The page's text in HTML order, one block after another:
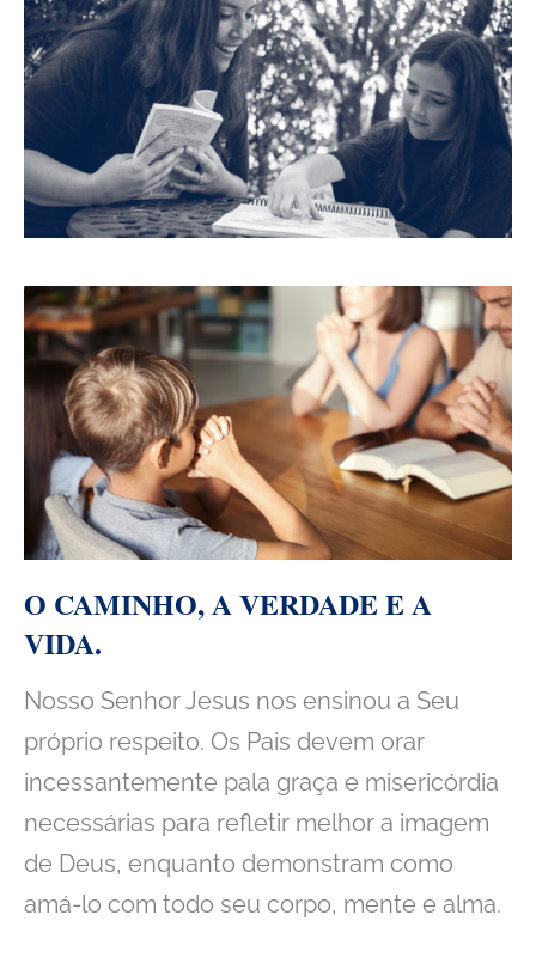
O CAMINHO, A VERDADE E A
VIDA.
Nosso Senhor Jesus nos ensinou a Seu
próprio respeito. Os Pais devem orar
incessantemente pala graça e misericórdia
necessárias para refletir melhor a imagem
de Deus, enquanto demonstram como
amá-lo com todo seu corpo, mente e alma.